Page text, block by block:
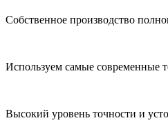
Собственное производство
Используем самые современные
Высокий уровень точности и